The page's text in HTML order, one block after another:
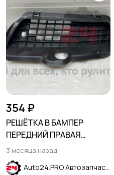
354 ₽
РЕШЁТКА В БАМПЕР
ПЕРЕДНИЙ ПРАВАЯ
VOLKSWAGEN GOLF III
1992-
3 месяца назад
Auto24.PRO Автозапчасти